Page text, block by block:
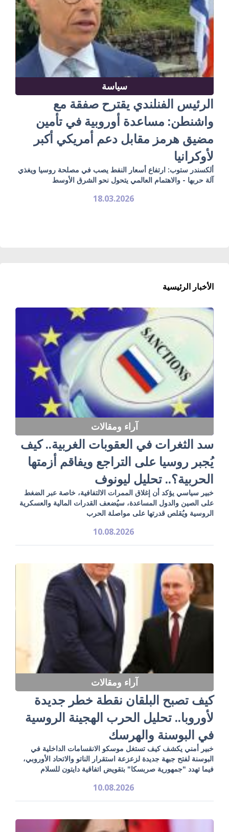
سياسة
الرئيس الفنلندي يقترح صفقة مع
واشنطن: مساعدة أوروبية في تأمين
مضيق هرمز مقابل دعم أمريكي أكبر
لأوكرانيا
ألكسندر ستوب: ارتفاع أسعار النفط يصب في مصلحة روسيا ويغذي
آلة حربها - والاهتمام العالمي يتحول نحو الشرق الأوسط
18.03.2026
الأخبار الرئيسية
آراء ومقالات
سد الثغرات في العقوبات الغربية.. كيف
يُجبر روسيا على التراجع ويفاقم أزمتها
الحربية؟.. تحليل ليونوف
خبير سياسي يؤكد أن إغلاق الممرات الالتفافية، خاصة عبر الضغط
على الصين والدول المساعدة، سيُضعف القدرات المالية والعسكرية
الروسية ويُقلص قدرتها على مواصلة الحرب
10.08.2026
آراء ومقالات
كيف تصبح البلقان نقطة خطر جديدة
لأوروبا.. تحليل الحرب الهجينة الروسية
في البوسنة والهرسك
خبير أمني يكشف كيف تستغل موسكو الانقسامات الداخلية في
البوسنة لفتح جبهة جديدة لزعزعة استقرار الناتو والاتحاد الأوروبي،
فيما تهدد "جمهورية صربسكا" بتقويض اتفاقية دايتون للسلام
10.08.2026